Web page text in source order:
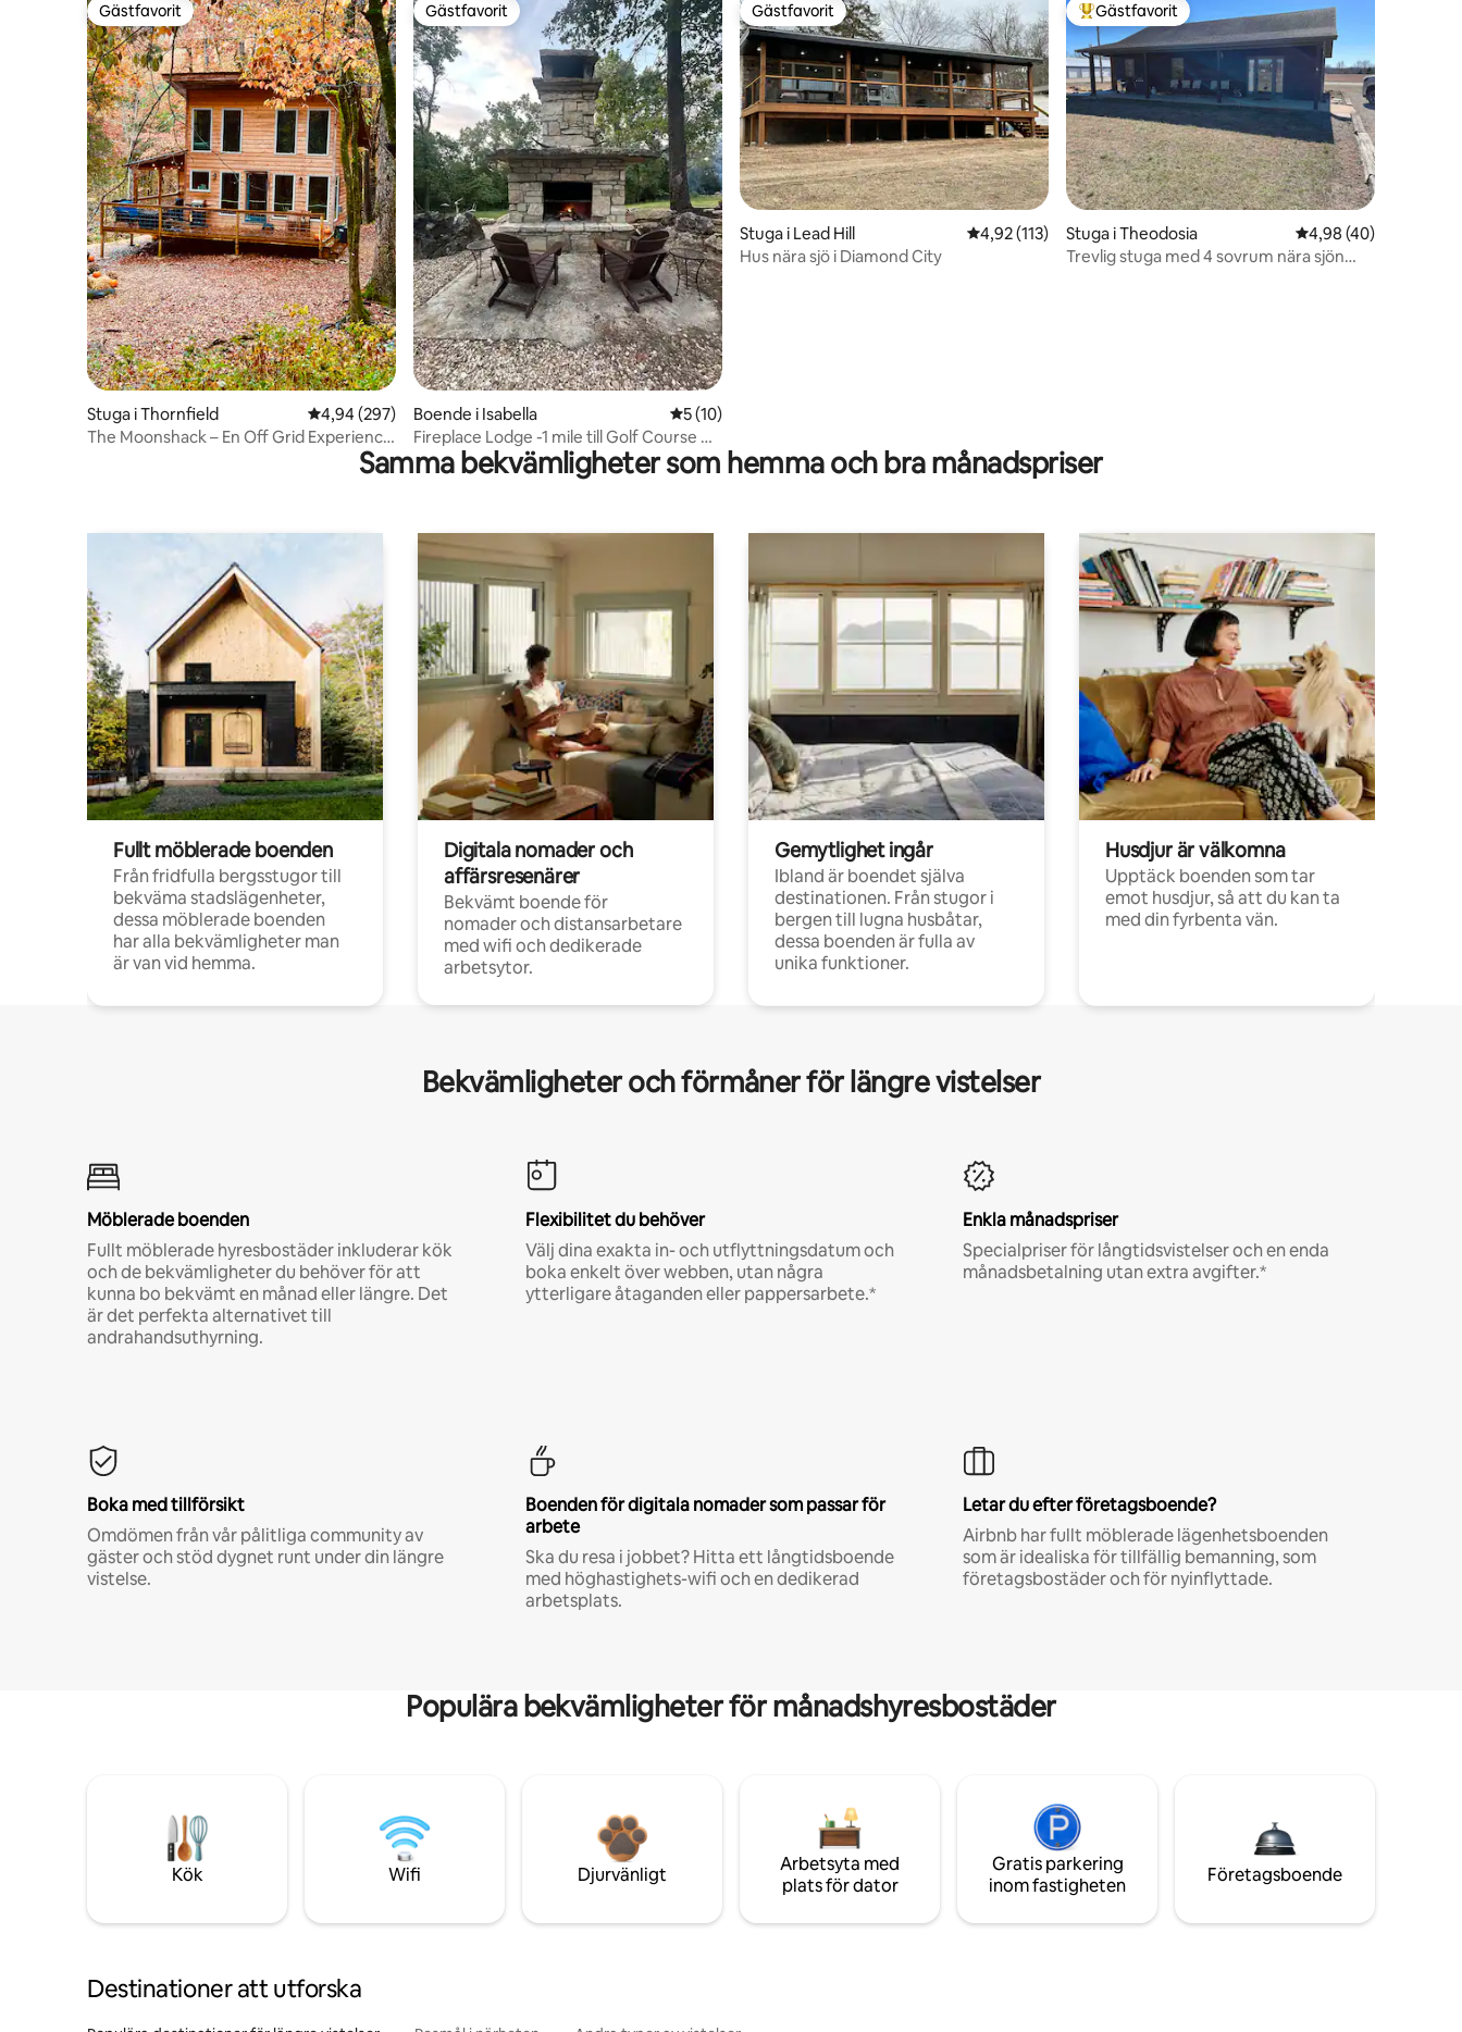
Gästfavorit
Gästfavorit
Stuga i Thornfield 4,94 av 5 i genomsnittligt betyg, 297 omdömen
4,94 (297)
The Moonshack – En Off Grid Experience
Gästfavorit
Gästfavorit
Boende i Isabella 5 av 5 i genomsnittligt betyg, 10 omdömen
5 (10)
Fireplace Lodge -1 mile till Golf Course &
4 till sjön
Gästfavorit
Gästfavorit
Stuga i Lead Hill 4,92 av 5 i genomsnittligt betyg, 113 omdömen
4,92 (113)
Hus nära sjö i Diamond City
Populär gästfavorit
Gästfavorit
Stuga i Theodosia 4,98 av 5 i
4,98 (40)
Trevlig stuga med 4 sovrum nära sjön
Samma bekvämligheter som hemma och bra månadspriser
Fullt möblerade boenden
Från fridfulla bergsstugor till
bekväma stadslägenheter,
dessa möblerade boenden
har alla bekvämligheter man
är van vid hemma.
Digitala nomader och
affärsresenärer
Bekvämt boende för
nomader och distansarbetare
med wifi och dedikerade
arbetsytor.
Gemytlighet ingår
Ibland är boendet själva
destinationen. Från stugor i
bergen till lugna husbåtar,
dessa boenden är fulla av
unika funktioner.
Husdjur är välkomna
Upptäck boenden som tar
emot husdjur, så att du kan ta
med din fyrbenta vän.
Bekvämligheter och förmåner för längre vistelser
Möblerade boenden
Fullt möblerade hyresbostäder inkluderar kök
och de bekvämligheter du behöver för att
kunna bo bekvämt en månad eller längre. Det
är det perfekta alternativet till
andrahandsuthyrning.
Flexibilitet du behöver
Välj dina exakta in- och utflyttningsdatum och
boka enkelt över webben, utan några
ytterligare åtaganden eller pappersarbete.*
Enkla månadspriser
Specialpriser för långtidsvistelser och en enda
månadsbetalning utan extra avgifter.*
Boka med tillförsikt
Omdömen från vår pålitliga community av
gäster och stöd dygnet runt under din längre
vistelse.
Boenden för digitala nomader som passar för
arbete
Ska du resa i jobbet? Hitta ett långtidsboende
med höghastighets-wifi och en dedikerad
arbetsplats.
Letar du efter företagsboende?
Airbnb har fullt möblerade lägenhetsboenden
som är idealiska för tillfällig bemanning, som
företagsbostäder och för nyinflyttade.
Populära bekvämligheter för månadshyresbostäder
Kök Wifi Djurvänligt
Arbetsyta med
plats för dator
Gratis parkering
inom fastigheten
Företagsboende
Destinationer att utforska